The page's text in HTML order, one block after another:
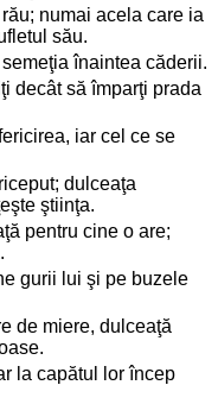
numai acela care ia
său.
înaintea căderii.
decât să împarţi prada
iar cel ce se
dulceaţa
ştiinţa.
pentru cine o are;
gurii lui şi pe buzele
de miere, dulceaţă
la capătul lor încep